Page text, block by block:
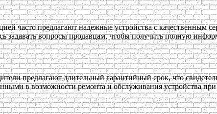
часто предлагают надежные устройства с качественным
задавать вопросы продавцам, чтобы получить полную
предлагают длительный гарантийный срок, что
в возможности ремонта и обслуживания устройства